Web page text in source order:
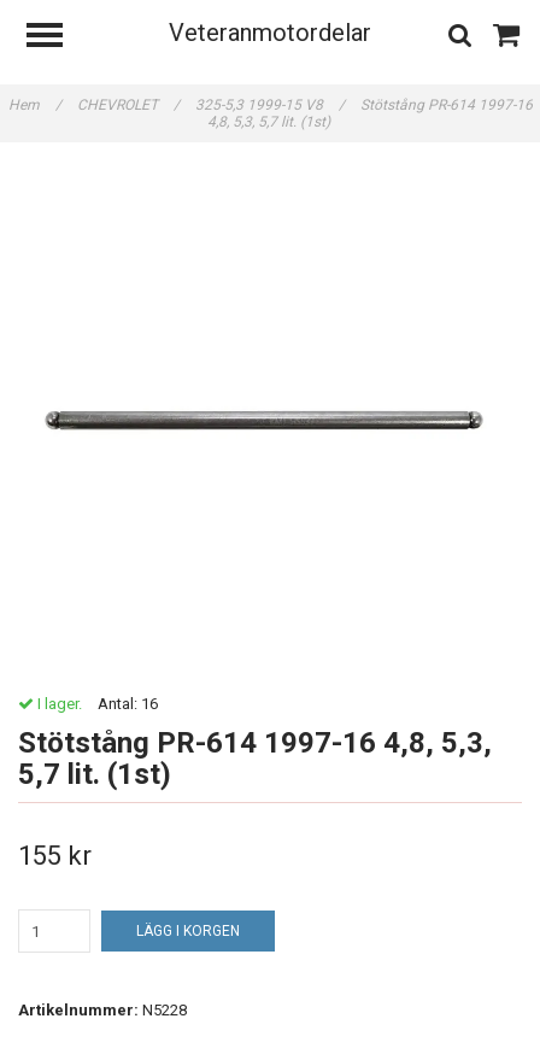
Veteranmotordelar
Hem / CHEVROLET / 325-5,3 1999-15 V8 /
Stötstång PR-614 1997-16
4,8, 5,3, 5,7 lit. (1st)
I lager. Antal: 16
Stötstång PR-614 1997-16 4,8, 5,3,
5,7 lit. (1st)
155 kr
LÄGG I KORGEN
Artikelnummer: N5228